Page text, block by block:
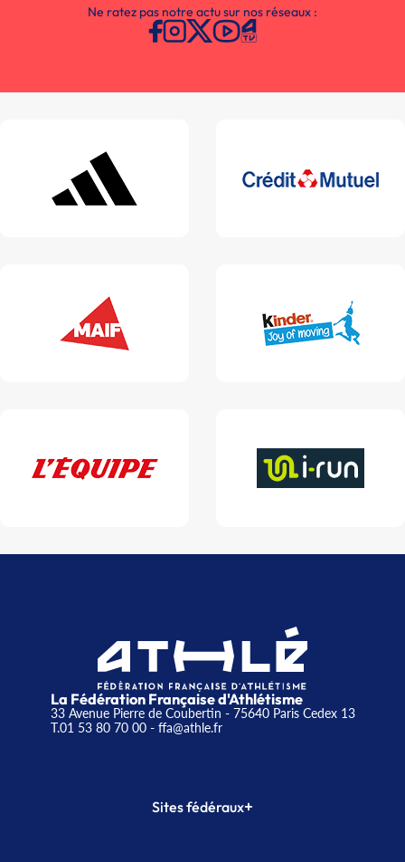
Ne ratez pas notre actu sur nos réseaux :
La Fédération Française d'Athlétisme
33 Avenue Pierre de Coubertin - 75640 Paris Cedex 13
T.01 53 80 70 00- ffa@athle.fr
Sites fédéraux+